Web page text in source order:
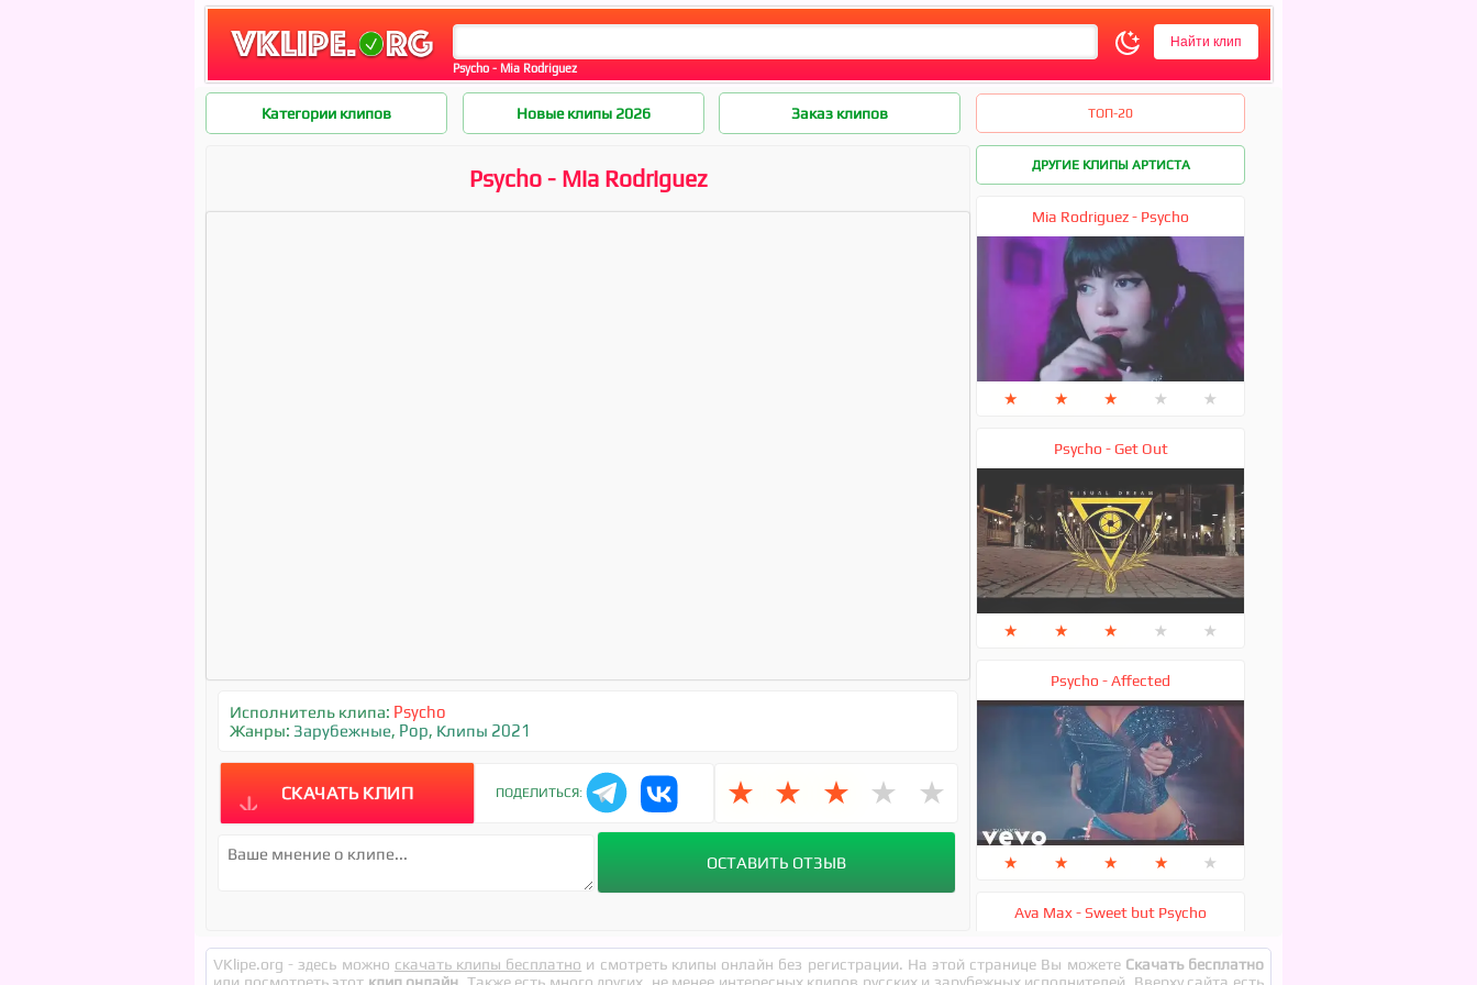
Psycho - Mia Rodriguez
Категории клипов Новые клипы 2026 Заказ клипов ТОП-20
Psycho - Mia Rodriguez
Исполнитель клипа: Psycho
Жанры: Зарубежные, Pop, Клипы 2021
СКАЧАТЬ КЛИП ПОДЕЛИТЬСЯ: ★ ★ ★ ★ ★
ДРУГИЕ КЛИПЫ АРТИСТА
Mia Rodriguez - Psycho
★ ★ ★ ★ ★
Psycho - Get Out
★ ★ ★ ★ ★
Psycho - Affected
★ ★ ★ ★ ★
Ava Max - Sweet but Psycho
VKlipe.org - здесь можно скачать клипы бесплатно и смотреть клипы онлайн без регистрации. На этой странице Вы можете Скачать бесплатно